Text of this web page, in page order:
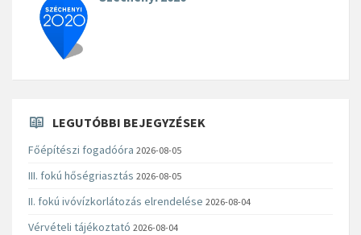
LEGUTÓBBI BEJEGYZÉSEK
Főépítészi fogadóóra 2026-08-05
III. fokú hőségriasztás 2026-08-05
II. fokú ivóvízkorlátozás elrendelése 2026-08-04
Vérvételi tájékoztató 2026-08-04